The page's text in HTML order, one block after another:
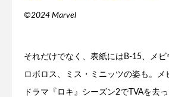
©2024 Marvel
それだけでなく、表紙にはB-15、メビ
ロボロス、ミス・ミニッツの姿も。メ
ドラマ『ロキ』シーズン2でTVAを去